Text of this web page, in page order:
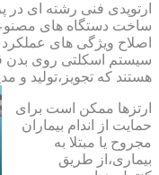
ارتوپدی فنی رشته ای
ساخت دستگاه های مصنوعی
اصلاح ویژگی های
سیستم اسکلتی روی بدن
هستند که تجویز،تولید و
ارتزها ممکن است برای
حمایت از اندام بیماران
مجروح یا مبتلا به
بیماری،از طریق